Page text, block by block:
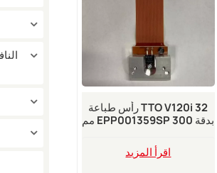
رأس طباعة TTO V120i 32
مم EPP001359SP بدقة 300
دومينو
اقرأ المزيد